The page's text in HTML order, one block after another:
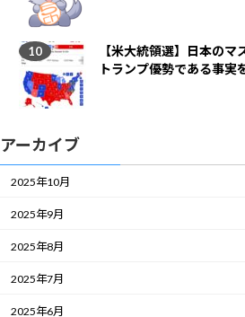
【米大統領選】日本の
トランプ優勢である事
アーカイブ
2025年10月
2025年9月
2025年8月
2025年7月
2025年6月